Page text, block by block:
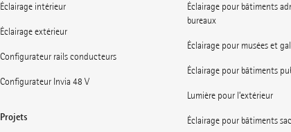
Éclairage intérieur
Éclairage extérieur
Configurateur rails conducteurs
Configurateur Invia 48 V
Projets
Éclairage pour bâtiments
bureaux
Éclairage pour musées et
Éclairage pour bâtiments
Lumière pour l’extérieur
Éclairage pour bâtiments